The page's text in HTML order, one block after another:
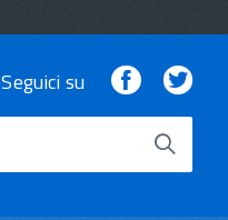
Seguici su Facebook